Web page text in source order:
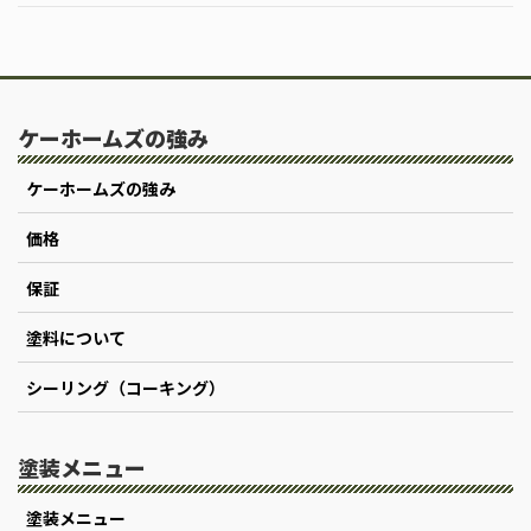
ケーホームズの強み
ケーホームズの強み
価格
保証
塗料について
シーリング（コーキング）
塗装メニュー
塗装メニュー